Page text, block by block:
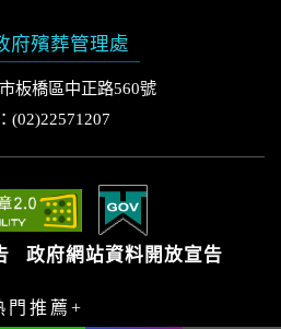
府殯葬管理處
板橋區中正路560號
(02)22571207
政府網站資料開放宣告
門推薦